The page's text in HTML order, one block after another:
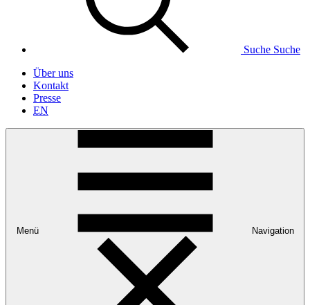
Suche Suche
Über uns
Kontakt
Presse
EN
Menü Navigation